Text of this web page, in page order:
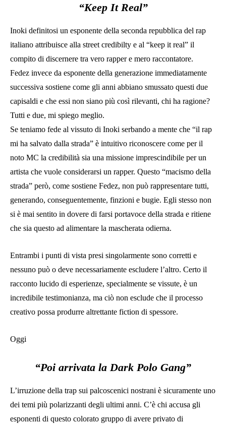
“Keep It Real”
Inoki definitosi un esponente della seconda repubblica del rap
italiano attribuisce alla street credibilty e al “keep it real” il
compito di discernere tra vero rapper e mero raccontatore.
Fedez invece da esponente della generazione immediatamente
successiva sostiene come gli anni abbiano smussato questi due
capisaldi e che essi non siano più così rilevanti, chi ha ragione?
Tutti e due, mi spiego meglio.
Se teniamo fede al vissuto di Inoki serbando a mente che “il rap
mi ha salvato dalla strada” è intuitivo riconoscere come per il
noto MC la credibilità sia una missione imprescindibile per un
artista che vuole considerarsi un rapper. Questo “macismo della
strada” però, come sostiene Fedez, non può rappresentare tutti,
generando, conseguentemente, finzioni e bugie. Egli stesso non
si è mai sentito in dovere di farsi portavoce della strada e ritiene
che sia questo ad alimentare la mascherata odierna.
Entrambi i punti di vista presi singolarmente sono corretti e
nessuno può o deve necessariamente escludere l’altro. Certo il
racconto lucido di esperienze, specialmente se vissute, è un
incredibile testimonianza, ma ciò non esclude che il processo
creativo possa produrre altrettante fiction di spessore.
Oggi
“Poi arrivata la Dark Polo Gang”
L’irruzione della trap sui palcoscenici nostrani è sicuramente uno
dei temi più polarizzanti degli ultimi anni. C’è chi accusa gli
esponenti di questo colorato gruppo di avere privato di